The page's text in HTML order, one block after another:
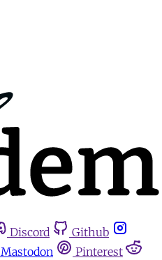
Discord
Github
Mastodon
Pinterest